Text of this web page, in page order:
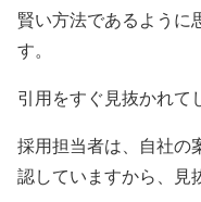
賢い方法であるように
す。
引用をすぐ見抜かれて
採用担当者は、自社の
認していますから、見